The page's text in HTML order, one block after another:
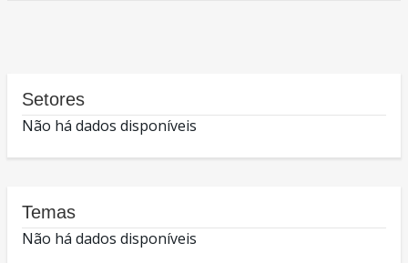
Setores
Não há dados disponíveis
Temas
Não há dados disponíveis